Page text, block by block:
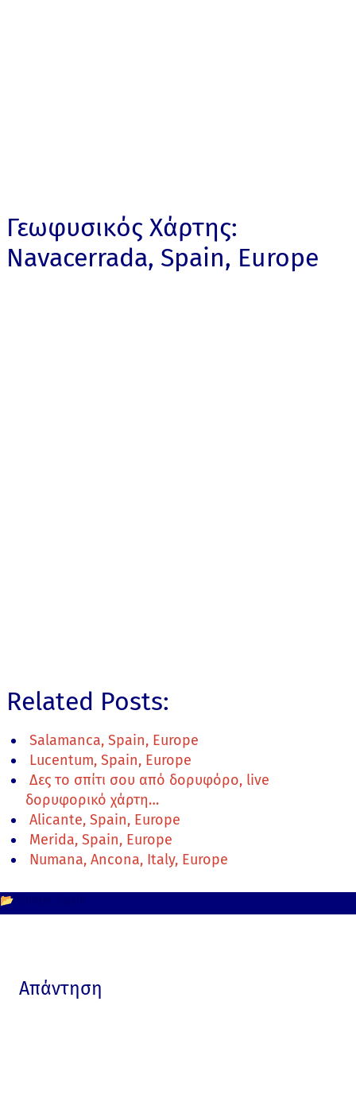
Γεωφυσικός Χάρτης:
Navacerrada, Spain, Europe
Related Posts:
Salamanca, Spain, Europe
Lucentum, Spain, Europe
Δες το σπίτι σου από δορυφόρο, live
δορυφορικό χάρτη…
Alicante, Spain, Europe
Merida, Spain, Europe
Numana, Ancona, Italy, Europe
📂
Απάντηση